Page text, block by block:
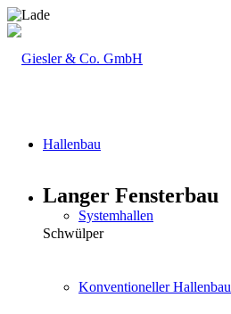
Hallenbau
Systemhallen
Konventioneller Hallenbau
Langer Fensterbau
Schwülper